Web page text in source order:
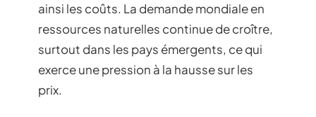
ainsi les coûts. La demande mondiale en
ressources naturelles continue de croître,
surtout dans les pays émergents, ce qui
exerce une pression à la hausse sur les
prix.